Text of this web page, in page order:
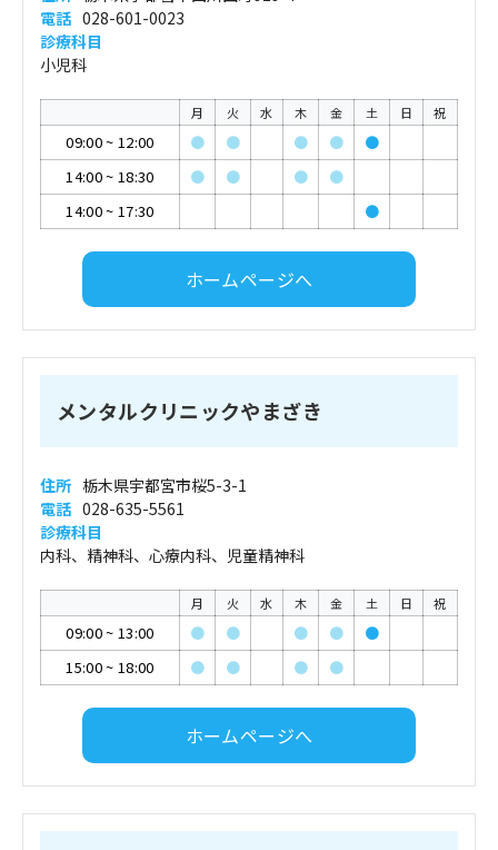
電話 028-601-0023
診療科目
小児科
月 火 水 木 金 土 日 祝
09:00~ 12:00 ● ● ● ●
●
14:00~ 18:30 ● ● ●
●
14:00~ 17:30 ●
ホームページへ
メンタルクリニックやまざき
住所 栃木県宇都宮市桜5-3-1
電話 028-635-5561
診療科目
内科、精神科、心療内科、児童精神科
月 火 水 木 金 土 日 祝
09:00~ 13:00 ● ● ● ●
●
15:00~ 18:00 ● ● ● ●
ホームページへ